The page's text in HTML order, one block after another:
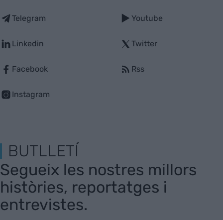
Telegram
Linkedin
Facebook
Instagram
Youtube
Twitter
Rss
BUTLLETÍ
Segueix les nostres millors
històries, reportatges i
entrevistes.